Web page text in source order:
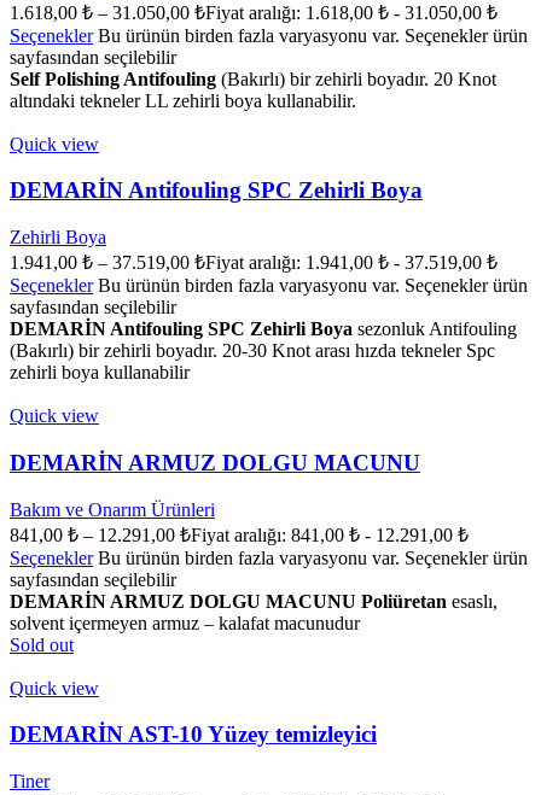
1.618,00 ₺ – 31.050,00 ₺Fiyat aralığı: 1.618,00 ₺ - 31.050,00 ₺
Seçenekler Bu ürünün birden fazla varyasyonu var. Seçenekler ürün
sayfasından seçilebilir
Self Polishing Antifouling (Bakırlı) bir zehirli boyadır. 20 Knot
altındaki tekneler LL zehirli boya kullanabilir.
Quick view
DEMARİN Antifouling SPC Zehirli Boya
Zehirli Boya
1.941,00 ₺ – 37.519,00 ₺Fiyat aralığı: 1.941,00 ₺ - 37.519,00 ₺
Seçenekler Bu ürünün birden fazla varyasyonu var. Seçenekler ürün
sayfasından seçilebilir
DEMARİN Antifouling SPC Zehirli Boya sezonluk Antifouling
(Bakırlı) bir zehirli boyadır. 20-30 Knot arası hızda tekneler Spc
zehirli boya kullanabilir
Quick view
DEMARİN ARMUZ DOLGU MACUNU
Bakım ve Onarım Ürünleri
841,00 ₺ – 12.291,00 ₺Fiyat aralığı: 841,00 ₺ - 12.291,00 ₺
Seçenekler Bu ürünün birden fazla varyasyonu var. Seçenekler ürün
sayfasından seçilebilir
DEMARİN ARMUZ DOLGU MACUNU Poliüretan esaslı,
solvent içermeyen armuz – kalafat macunudur
Sold out
Quick view
DEMARİN AST-10 Yüzey temizleyici
Tiner